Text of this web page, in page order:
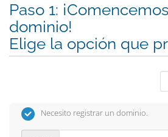
Paso 1:
dominio!
Elige la opción que
Necesito registrar un dominio.